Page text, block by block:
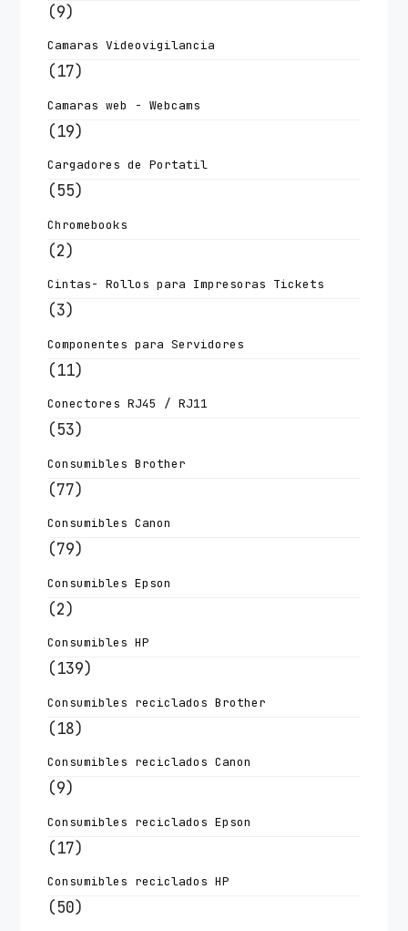
(9)
Camaras Videovigilancia
(17)
Camaras web - Webcams
(19)
Cargadores de Portatil
(55)
Chromebooks
(2)
Cintas- Rollos para Impresoras Tickets
(3)
Componentes para Servidores
(11)
Conectores RJ45 / RJ11
(53)
Consumibles Brother
(77)
Consumibles Canon
(79)
Consumibles Epson
(2)
Consumibles HP
(139)
Consumibles reciclados Brother
(18)
Consumibles reciclados Canon
(9)
Consumibles reciclados Epson
(17)
Consumibles reciclados HP
(50)